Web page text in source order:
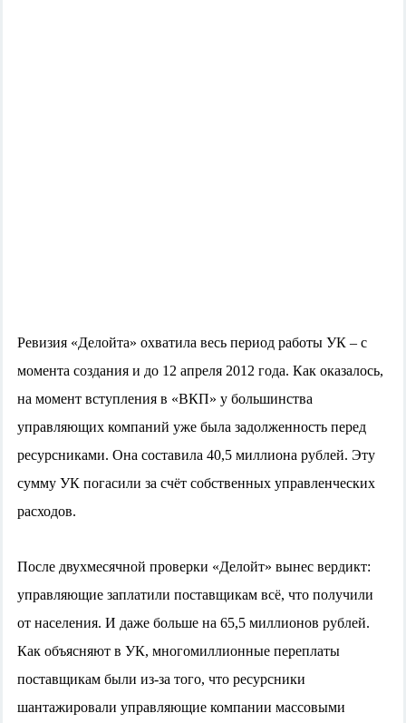
Ревизия «Делойта» охватила весь период работы УК – с
момента создания и до 12 апреля 2012 года. Как оказалось,
на момент вступления в «ВКП» у большинства
управляющих компаний уже была задолженность перед
ресурсниками. Она составила 40,5 миллиона рублей. Эту
сумму УК погасили за счёт собственных управленческих
расходов.
После двухмесячной проверки «Делойт» вынес вердикт:
управляющие заплатили поставщикам всё, что получили
от населения. И даже больше на 65,5 миллионов рублей.
Как объясняют в УК, многомиллионные переплаты
поставщикам были из-за того, что ресурсники
шантажировали управляющие компании массовыми